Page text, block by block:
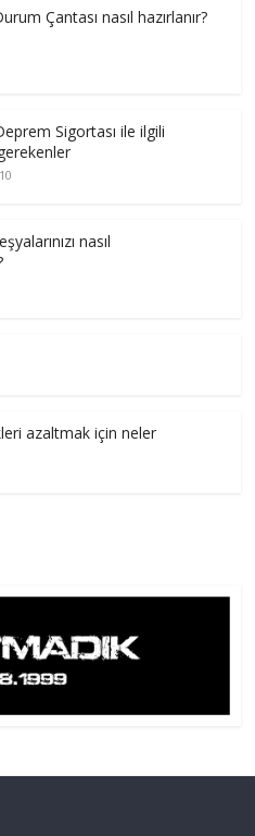
Çantası nasıl hazırlanır?
Sigortası ile ilgili
nasıl
azaltmak için neler